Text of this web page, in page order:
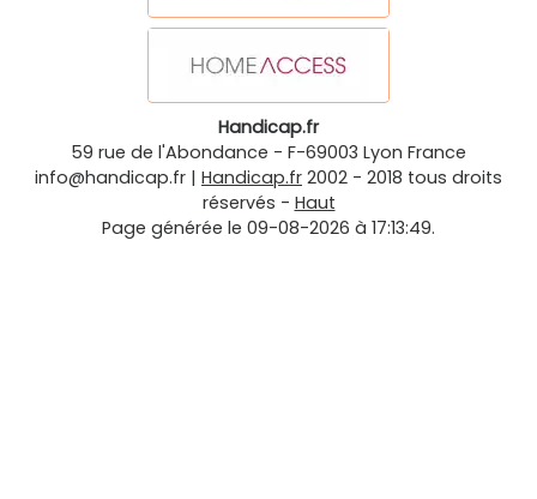
Handicap.fr
59 rue de l'Abondance - F-69003 Lyon France
info@handicap.fr | Handicap.fr 2002 - 2018 tous droits
réservés - Haut
Page générée le 09-08-2026 à 17:13:49.